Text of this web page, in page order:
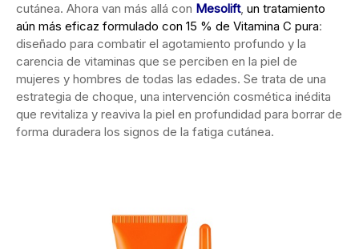
cutánea. Ahora van más allá con Mesolift, un tratamiento
aún más eficaz formulado con 15 % de Vitamina C pura:
diseñado para combatir el agotamiento profundo y la
carencia de vitaminas que se perciben en la piel de
mujeres y hombres de todas las edades. Se trata de una
estrategia de choque, una intervención cosmética inédita
que revitaliza y reaviva la piel en profundidad para borrar de
forma duradera los signos de la fatiga cutánea.